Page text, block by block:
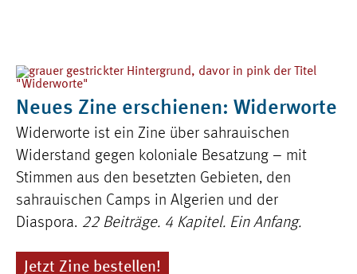
Neues Zine erschienen: Widerworte
Widerworte ist ein Zine über sahrauischen
Widerstand gegen koloniale Besatzung – mit
Stimmen aus den besetzten Gebieten, den
sahrauischen Camps in Algerien und der
Diaspora. 22 Beiträge. 4 Kapitel. Ein Anfang.
Jetzt Zine bestellen!